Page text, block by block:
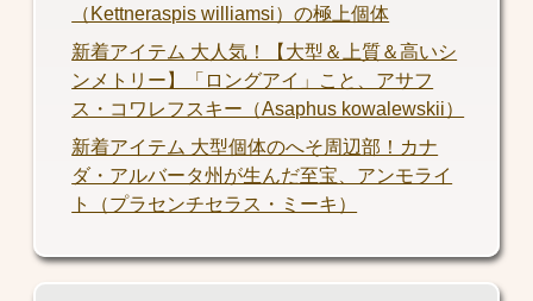
（Kettneraspis williamsi）の極上個体
新着アイテム 大人気！【大型＆上質＆高いシ
ンメトリー】「ロングアイ」こと、アサフ
ス・コワレフスキー（Asaphus kowalewskii）
新着アイテム 大型個体のへそ周辺部！カナ
ダ・アルバータ州が生んだ至宝、アンモライ
ト（プラセンチセラス・ミーキ）